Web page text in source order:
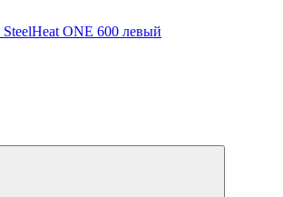
ONE 600 левый